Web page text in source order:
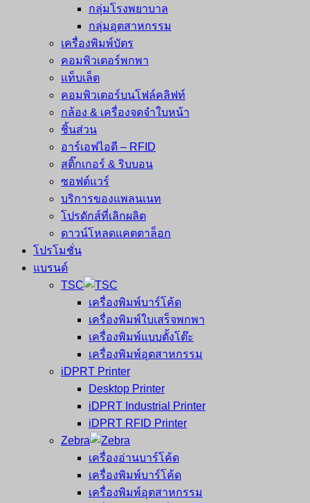
กลุ่มโรงพยาบาล
กลุ่มอุตสาหกรรม
เครื่องพิมพ์บัตร
คอมพิวเตอร์พกพา
แท็บเล็ต
คอมพิวเตอร์บนโฟล์คลิฟท์
กล้อง & เครื่องจดจำใบหน้า
ชิ้นส่วน
อาร์เอฟไอดี – RFID
สติ๊กเกอร์ & ริบบอน
ซอฟต์แวร์
บริการของแพลนเนท
โปรดักส์ที่เลิกผลิต
ดาวน์โหลดแคตตาล็อก
โปรโมชั่น
แบรนด์
TSC
เครื่องพิมพ์บาร์โค้ด
เครื่องพิมพ์ใบเสร็จพกพา
เครื่องพิมพ์แบบตั้งโต๊ะ
เครื่องพิมพ์อุตสาหกรรม
iDPRT Printer
Desktop Printer
iDPRT Industrial Printer
iDPRT RFID Printer
Zebra
เครื่องอ่านบาร์โค้ด
เครื่องพิมพ์บาร์โค้ด
เครื่องพิมพ์อุตสาหกรรม